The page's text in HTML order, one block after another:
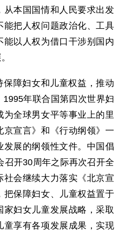
从本国国情和人民要求出发
能把人权问题政治化、工具
能以人权为借口干涉别国内
保障妇女和儿童权益，推动
年联合国第四次世界妇
全球男女平等事业上的里
京宣言》和《行动纲领》一
发展的纲领性文件。中国倡
召开30周年之际再次召开全
社会继续大力落实《北京宣
把保障妇女、儿童权益置于
妇女儿童发展战略，采取
童享有各项发展成果，实现